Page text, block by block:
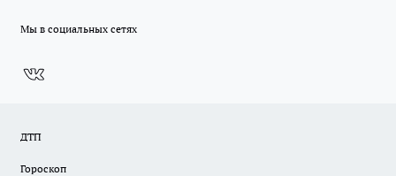
Мы в социальных сетях
ДТП
Гороскоп